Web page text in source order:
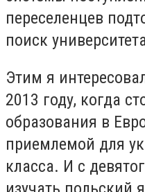
переселенцев
поиск
Этим я
2013 году, когда
образования в
приемлемой для
класса. И с